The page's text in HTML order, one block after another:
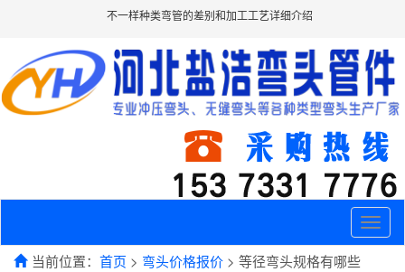
不一样种类弯管的差别和加工工艺详细介绍
Toggle
当前位置： 首页 > 弯头价格报价 > 等径弯头规格有哪些